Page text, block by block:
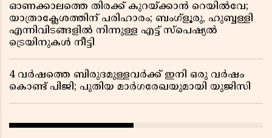
ഓണക്കാലത്തെ തിരക്ക് കുറയ്ക്കാൻ റെയിൽവേ;
യാത്രാക്ലേശത്തിന് പരിഹാരം; ബംഗ്ളൂരു, ഹുബ്ബള്ളി
എന്നിവിടങ്ങളിൽ നിന്നുള്ള എട്ട് സ്പെഷ്യൽ
ട്രെയിനുകൾ നീട്ടി
4 വർഷത്തെ ബിരുദമുള്ളവർക്ക് ഇനി ഒരു വർഷം
കൊണ്ട് പിജി; പുതിയ മാർഗരേഖയുമായി യുജിസി